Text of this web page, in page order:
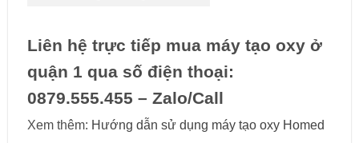
Liên hệ trực tiếp mua máy tạo oxy ở
quận 1 qua số điện thoại:
0879.555.455 – Zalo/Call
Xem thêm: Hướng dẫn sử dụng máy tạo oxy Homed